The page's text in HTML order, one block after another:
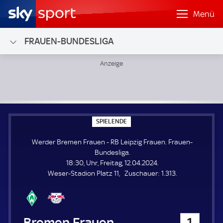
Menü
FRAUEN-BUNDESLIGA
SPIELENDE
P
E
E
N
D
E
Werder Bremen Frauen - RB Leipzig Frauen. Frauen-
Bundesliga.
18:30, Uhr, Freitag, 12.04.2024.
Weser-Stadion Platz 11
Zuschauer: Z1.313.